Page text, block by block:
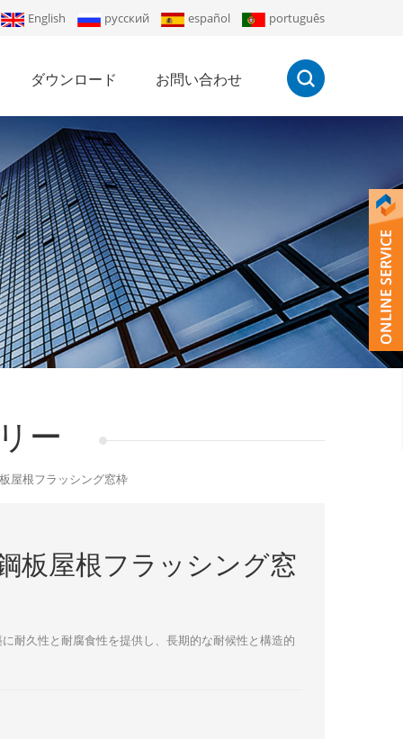
English русский español português
ダウンロード お問い合わせ
ー
屋根フラッシング窓枠
板屋根フラッシング窓
耐久性と耐腐食性を提供し、長期的な耐候性と構造的